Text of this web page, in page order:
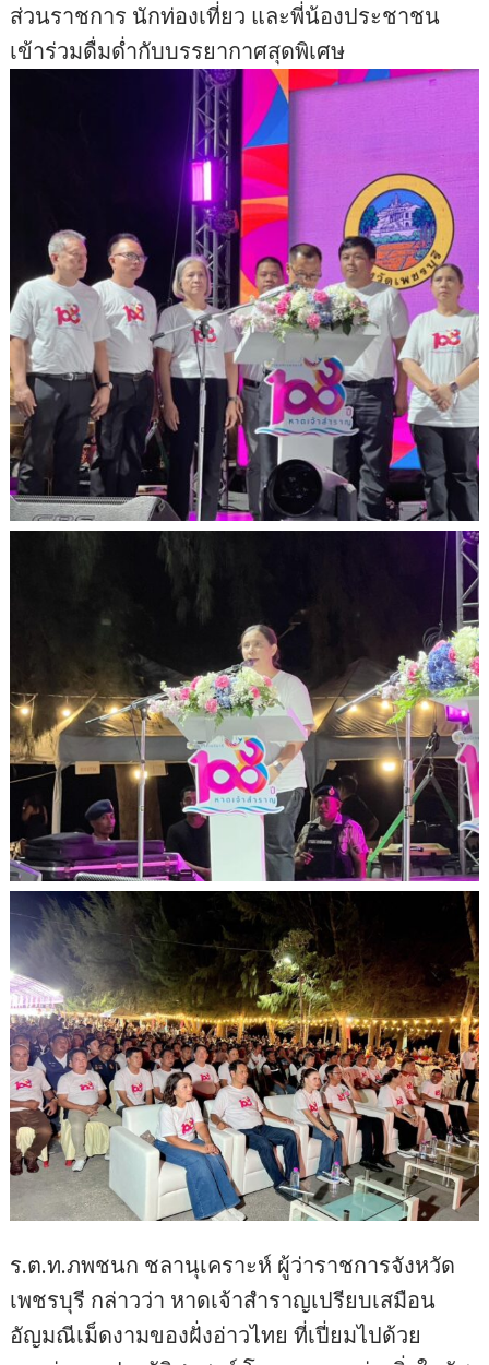
ส่วนราชการ นักท่องเที่ยว และพี่น้องประชาชน
เข้าร่วมดื่มด่ำกับบรรยากาศสุดพิเศษ
ร.ต.ท.ภพชนก ชลานุเคราะห์ ผู้ว่าราชการจังหวัด
เพชรบุรี กล่าวว่า หาดเจ้าสำราญเปรียบเสมือน
อัญมณีเม็ดงามของฝั่งอ่าวไทย ที่เปี่ยมไปด้วย